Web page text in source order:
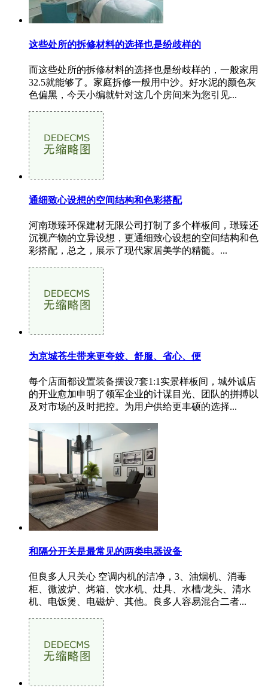
这些处所的拆修材料的选择也是纷歧样的
而这些处所的拆修材料的选择也是纷歧样的，一般家用
32.5就能够了。家庭拆修一般用中沙。好水泥的颜色灰
色偏黑，今天小编就针对这几个房间来为您引见...
通细致心设想的空间结构和色彩搭配
河南璟臻环保建材无限公司打制了多个样板间，璟臻还
沉视产物的立异设想，更通细致心设想的空间结构和色
彩搭配，总之，展示了现代家居美学的精髓。...
为京城苍生带来更夸姣、舒服、省心、便
每个店面都设置装备摆设7套1:1实景样板间，城外诚店
的开业愈加申明了领军企业的计谋目光、团队的拼搏以
及对市场的及时把控。为用户供给更丰硕的选择...
和隔分开关是最常见的两类电器设备
但良多人只关心 空调内机的洁净，3、油烟机、消毒
柜、微波炉、烤箱、饮水机、灶具、水槽/龙头、清水
机、电饭煲、电磁炉、其他。良多人容易混合二者...